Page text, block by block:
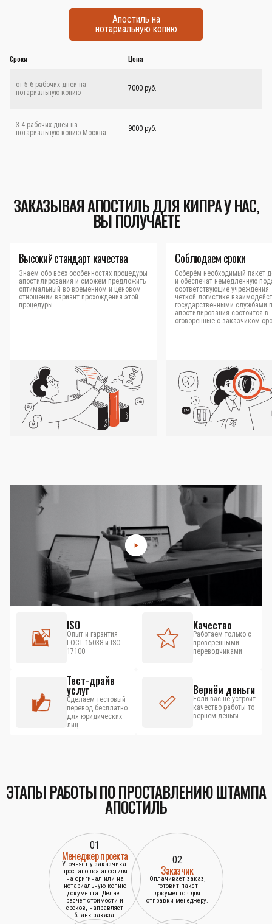
Апостиль на
нотариальную копию
Сроки Цена
от 5-6 рабочих дней на
нотариальную копию
7000 руб.
3-4 рабочих дней на
нотариальную копию Москва
9000 руб.
ЗАКАЗЫВАЯ АПОСТИЛЬ ДЛЯ КИПРА У НАС,
ВЫ ПОЛУЧАЕТЕ
Высокий стандарт качества
Знаем обо всех особенностях процедуры
апостилирования и сможем предложить
оптимальный во временном и ценовом
отношении вариант прохождения этой
процедуры.
Соблюдаем сроки
Соберём необходимый пакет
и обеспечат немедленную
соответствующие
четкой логистике
государственными службами
апостилирования состоится в
оговоренные с заказчиком
ISO
Опыт и гарантия
ГОСТ 15038 и ISO
17100
Качество
Работаем только с
проверенными
переводчиками
Тест-драйв
услуг
Сделаем тестовый
перевод бесплатно
для юридических
лиц
Вернём деньги
Если вас не устроит
качество работы то
вернём деньги
ЭТАПЫ РАБОТЫ ПО ПРОСТАВЛЕНИЮ ШТАМПА
АПОСТИЛЬ
01
Менеджер проекта
Уточняет у заказчика:
простановка апостиля
на оригинал или на
нотариальную копию
документа. Делает
расчёт стоимости и
сроков, направляет
бланк заказа.
02
Заказчик
Оплачивает заказ,
готовит пакет
документов для
отправки менеджеру.